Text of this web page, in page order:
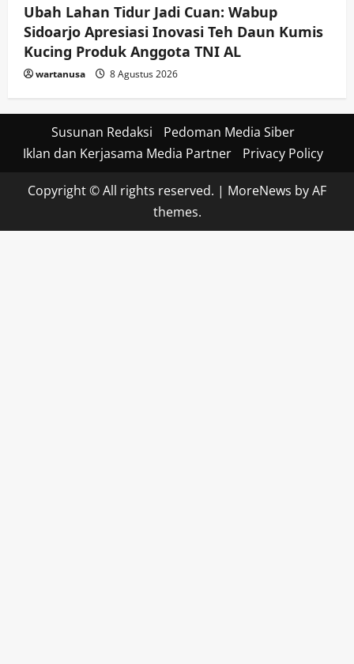
Ubah Lahan Tidur Jadi Cuan: Wabup
Sidoarjo Apresiasi Inovasi Teh Daun Kumis
Kucing Produk Anggota TNI AL
wartanusa 8 Agustus 2026
Susunan Redaksi
Pedoman Media Siber
Iklan dan Kerjasama Media Partner
Privacy Policy
Copyright © All rights reserved. | MoreNews by AF
themes.